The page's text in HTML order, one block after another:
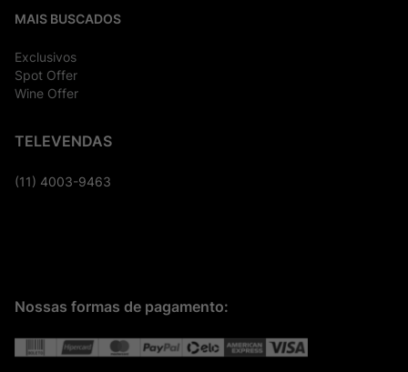
MAIS BUSCADOS
Exclusivos
Spot Offer
Wine Offer
TELEVENDAS
(11) 4003-9463
Nossas formas de pagamento: